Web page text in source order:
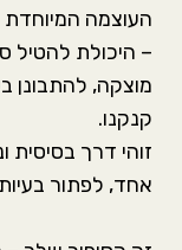
העוצמה
– היכולת להטיל
מוצקה, להתבונן
קנקנו.
זוהי דרך
אחד, לפתור